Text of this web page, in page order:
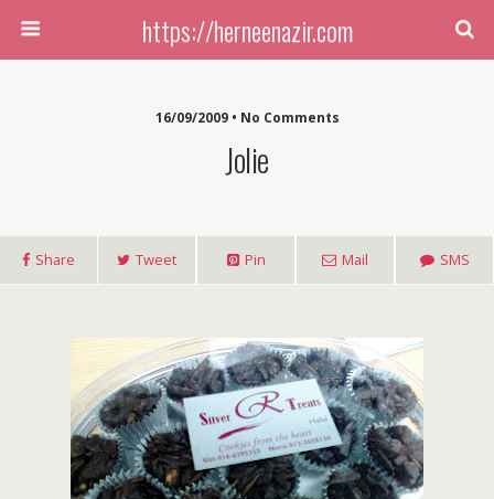
https://herneenazir.com
16/09/2009 • No Comments
Jolie
Share Tweet Pin Mail SMS